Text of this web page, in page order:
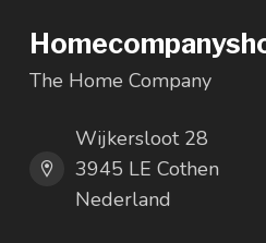
The Home Company
Wijkersloot 28
3945 LE Cothen
Nederland